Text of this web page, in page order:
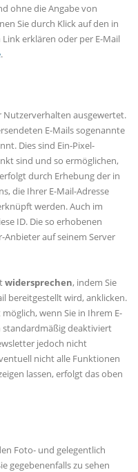
ohne die Angabe von
Sie durch Klick auf den in
erklären oder per E-Mail
.
Nutzerverhalten ausgewertet.
E-Mails sogenannte
Dies sind Ein-Pixel-
sind und so ermöglichen,
durch Erhebung der in
die Ihrer E-Mail-Adresse
werden. Auch im
ID. Die so erhobenen
auf seinem Server
widersprechen, indem Sie
bereitgestellt wird, anklicken.
wenn Sie in Ihrem E-
standardmäßig deaktiviert
jedoch nicht
nicht alle Funktionen
lassen, erfolgt das oben
Foto- und gelegentlich
gegebenenfalls zu sehen